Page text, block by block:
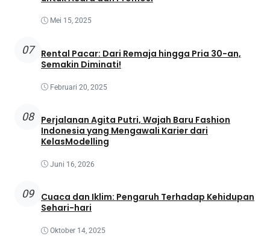
Mei 15, 2025
07
Rental Pacar: Dari Remaja hingga Pria 30-an,
Semakin Diminati!
Februari 20, 2025
08
Perjalanan Agita Putri, Wajah Baru Fashion
Indonesia yang Mengawali Karier dari
KelasModelling
Juni 16, 2026
09
Cuaca dan Iklim: Pengaruh Terhadap Kehidupan
Sehari-hari
Oktober 14, 2025